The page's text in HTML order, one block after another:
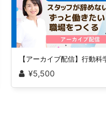
¥5,500